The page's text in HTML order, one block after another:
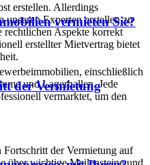
erstellen. Allerdings
Experten erstellen zu
rechtlichen Aspekte korrekt
erstellter Mietvertrag bietet
vermieten Sie?
einschließlich
und Lagerhallen. Jede
vermarktet, um den
der Vermietung
der Vermietung auf